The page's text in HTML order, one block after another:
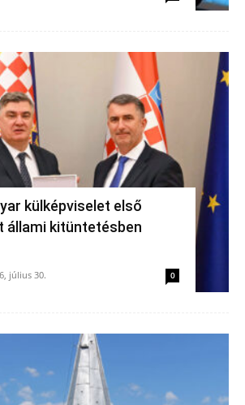
külképviselet első
állami kitüntetésben
július 30. 0